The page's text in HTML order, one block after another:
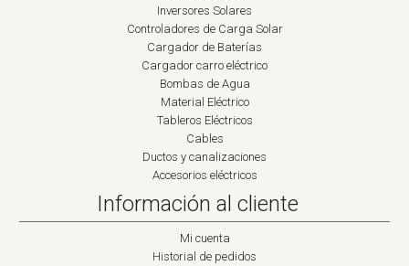
Inversores Solares
Controladores de Carga Solar
Cargador de Baterías
Cargador carro eléctrico
Bombas de Agua
Material Eléctrico
Tableros Eléctricos
Cables
Ductos y canalizaciones
Accesorios eléctricos
Información al cliente
Mi cuenta
Historial de pedidos